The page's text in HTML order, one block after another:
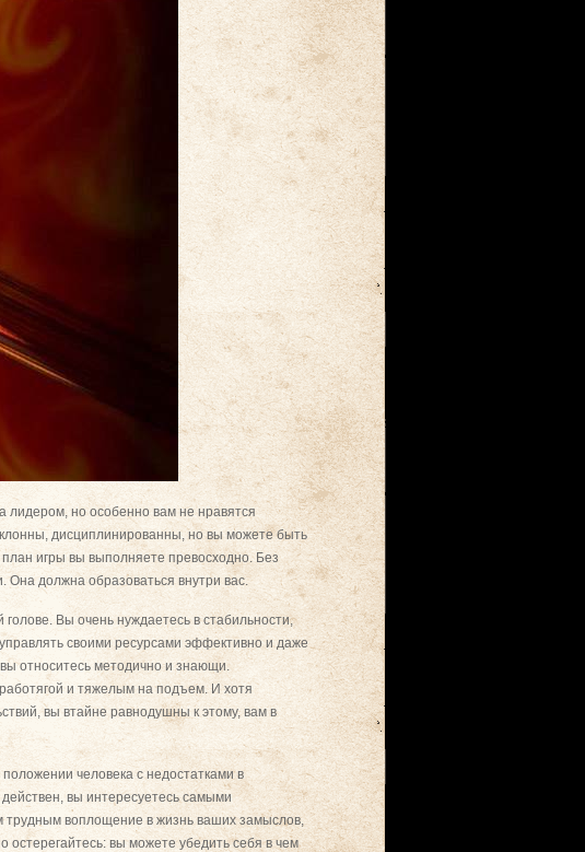
лидером, но особенно вам не нравятся
дисциплинированны, но вы можете быть
игры вы выполняете превосходно. Без
Она должна образоваться внутри вас.
Вы очень нуждаетесь в стабильности,
своими ресурсами эффективно и даже
относитесь методично и знающи.
работягой и тяжелым на подъем. И хотя
вы втайне равнодушны к этому, вам в
человека с недостатками в
вы интересуетесь самыми
воплощение в жизнь ваших замыслов,
остерегайтесь: вы можете убедить себя в чем